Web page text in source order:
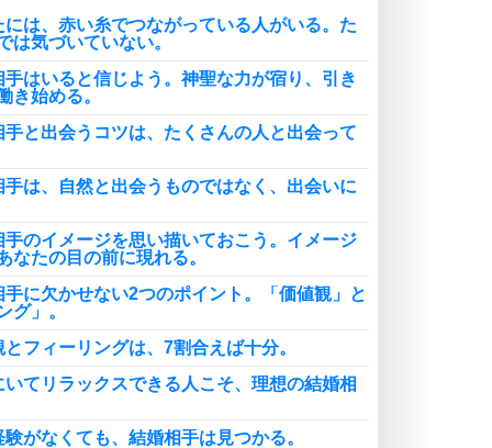
恋する人が知っておきたい30の大切なこと
には、赤い糸でつながっている人がいる。た
は気づいていない。
手はいると信じよう。神聖な力が宿り、引き
き始める。
手と出会うコツは、たくさんの人と出会って
手は、自然と出会うものではなく、出会いに
手のイメージを思い描いておこう。イメージ
なたの目の前に現れる。
手に欠かせない2つのポイント。「価値観」と
グ」。
とフィーリングは、7割合えば十分。
いてリラックスできる人こそ、理想の結婚相
験がなくても、結婚相手は見つかる。